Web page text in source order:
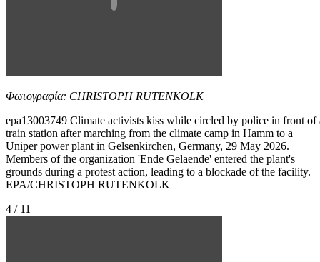
Φωτογραφία: CHRISTOPH RUTENKOLK
epa13003749 Climate activists kiss while circled by police in front of
train station after marching from the climate camp in Hamm to a
Uniper power plant in Gelsenkirchen, Germany, 29 May 2026.
Members of the organization 'Ende Gelaende' entered the plant's
grounds during a protest action, leading to a blockade of the facility.
EPA/CHRISTOPH RUTENKOLK
4 / 11